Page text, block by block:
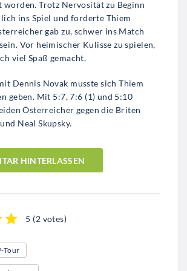
worden. Trotz Nervosität zu Beginn
ins Spiel und forderte Thiem
gab zu, schwer ins Match
Vor heimischer Kulisse zu spielen,
viel Spaß gemacht.
Dennis Novak musste sich Thiem
geben. Mit 5:7, 7:6 (1) und 5:10
Österreicher gegen die Briten
Neal Skupsky.
HINTERLASSEN
5 (2 votes)
Tour